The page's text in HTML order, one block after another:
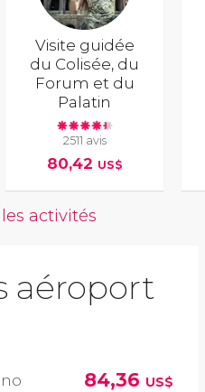
Visite guidée
du Colisée, du
Forum et du
Palatin
2511 avis
80,42 US$
activités
aéroport
84,36 US$